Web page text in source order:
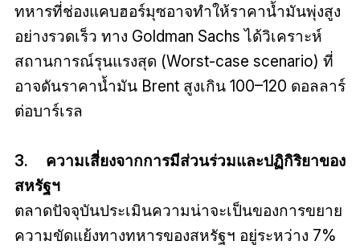
ทหารที่ช่องแคบฮอร์มุซอาจทำให้ราคาน้ำมันพุ่งสูง
อย่างรวดเร็ว ทาง Goldman Sachs ได้วิเคราะห์
สถานการณ์รุนแรงสุด (Worst-case scenario) ที่
อาจดันราคาน้ำมัน Brent สูงเกิน 100–120 ดอลลาร์
ต่อบาร์เรล
3. ความเสี่ยงจากการมีส่วนร่วมและปฏิกิริยาของ
สหรัฐฯ
ตลาดปัจจุบันประเมินความน่าจะเป็นของการขยาย
ความขัดแย้งทางทหารของสหรัฐฯ อยู่ระหว่าง 7%